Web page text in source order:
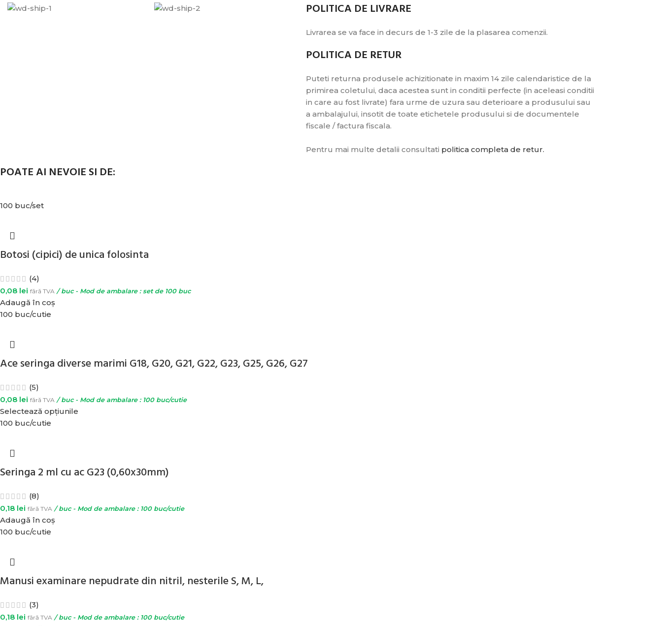
POLITICA DE LIVRARE
Livrarea se va face in decurs de 1-3 zile de la plasarea comenzii.
POLITICA DE RETUR
Puteti returna produsele achizitionate in maxim 14 zile calendaristice de la
primirea coletului, daca acestea sunt in conditii perfecte (in aceleasi conditii
in care au fost livrate) fara urme de uzura sau deterioare a produsului sau
a ambalajului, insotit de toate etichetele produsului si de documentele
fiscale / factura fiscala.
Pentru mai multe detalii consultati politica completa de retur.
POATE AI NEVOIE SI DE:
100 buc/set
Botosi (cipici) de unica folosinta
(4)
0,08 lei fără TVA / buc - Mod de ambalare : set de 100 buc
Adaugă în coș
100 buc/cutie
Ace seringa diverse marimi G18, G20, G21, G22, G23, G25, G26, G27
(5)
0,08 lei fără TVA / buc - Mod de ambalare : 100 buc/cutie
Selectează opțiunile
100 buc/cutie
Seringa 2 ml cu ac G23 (0,60x30mm)
(8)
0,18 lei fără TVA / buc - Mod de ambalare : 100 buc/cutie
Adaugă în coș
100 buc/cutie
Manusi examinare nepudrate din nitril, nesterile S, M, L,
(3)
0,18 lei fără TVA / buc - Mod de ambalare : 100 buc/cutie